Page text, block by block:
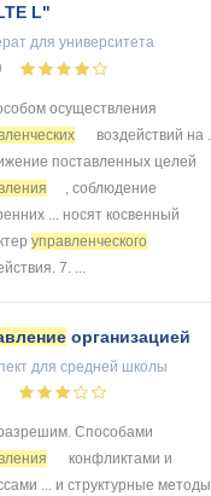
L"
для университета
осуществления
воздействий на ...
поставленных целей
, соблюдение
... носят косвенный
управленческого
7. ...
организацией
для средней школы
Способами
конфликтами и
... и структурные методы